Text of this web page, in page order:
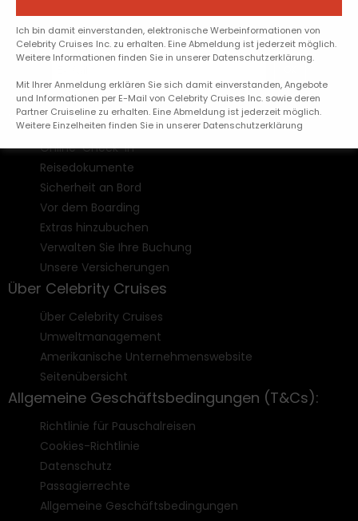
Anmeldung zum unserem Newsletter
Vor dem Einsteigen
Online-Check-in
Reisedokumente
Sicherheit an Bord
Vor dem Boarding
Extras hinzubuchen
Verwalten Sie Ihre Buchung
Unsere Versicherungen
Über Celebrity Cruises
Über Celebrity Cruises
Umweltmanagement
Amerikanische Unternehmenswebsite
Seitenübersicht
Allgemeine Geschäftsbedingungen (T&Cs):
Richtlinie für Pauschalreisen
Cookies-Richtlinie
Datenschutz
Passagierrechte
Allgemeine Geschäftsbedingungen
Ich bin damit einverstanden, elektronische Werbeinformationen von
Celebrity Cruises Inc. zu erhalten. Eine Abmeldung ist jederzeit möglich.
Weitere Informationen finden Sie in unserer Datenschutzerklärung.
Mit Ihrer Anmeldung erklären Sie sich damit einverstanden, Angebote
und Informationen per E-Mail von Celebrity Cruises Inc. sowie deren
Partner Cruiseline zu erhalten. Eine Abmeldung ist jederzeit möglich.
Weitere Einzelheiten finden Sie in unserer Datenschutzerklärung